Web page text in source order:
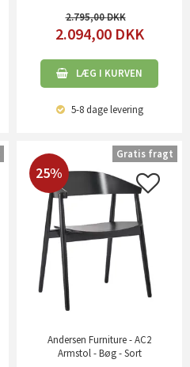
2.795,00
2.094,00 DKK
LÆG I KURVEN
5-8 dagelevering
25%
Andersen Furniture - AC2
Armstol - Bøg - Sort
Gratis fragt